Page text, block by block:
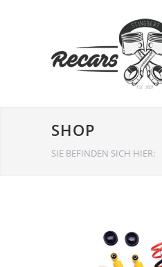
SHOP
SIE BEFINDEN SICH HIER: